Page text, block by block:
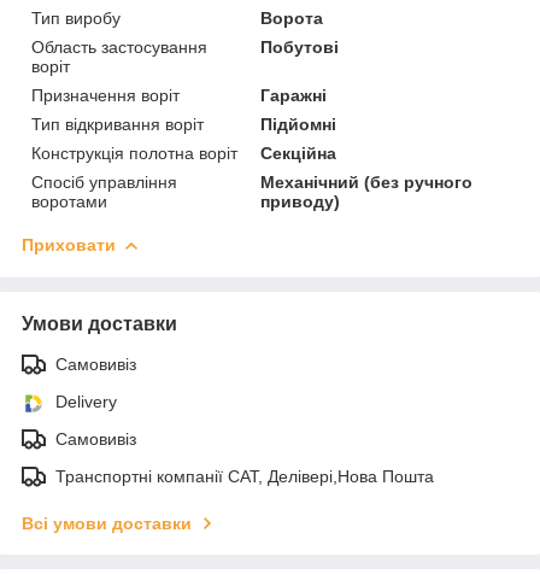
Тип виробу
Ворота
Область застосування
воріт
Побутові
Призначення воріт
Гаражні
Тип відкривання воріт
Підйомні
Конструкція полотна воріт
Секційна
Спосіб управління
воротами
Механічний (без ручного
приводу)
Приховати
Умови доставки
Самовивіз
Delivery
Самовивіз
Транспортні компанії САТ, Делівері,Нова Пошта
Всі умови доставки